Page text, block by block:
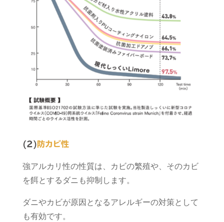
(2) 防カビ性
強アルカリ性の性質は、カビの繁殖や、そのカビ
を餌とするダニも抑制します。
ダニやカビが原因となるアレルギーの対策として
も有効です。